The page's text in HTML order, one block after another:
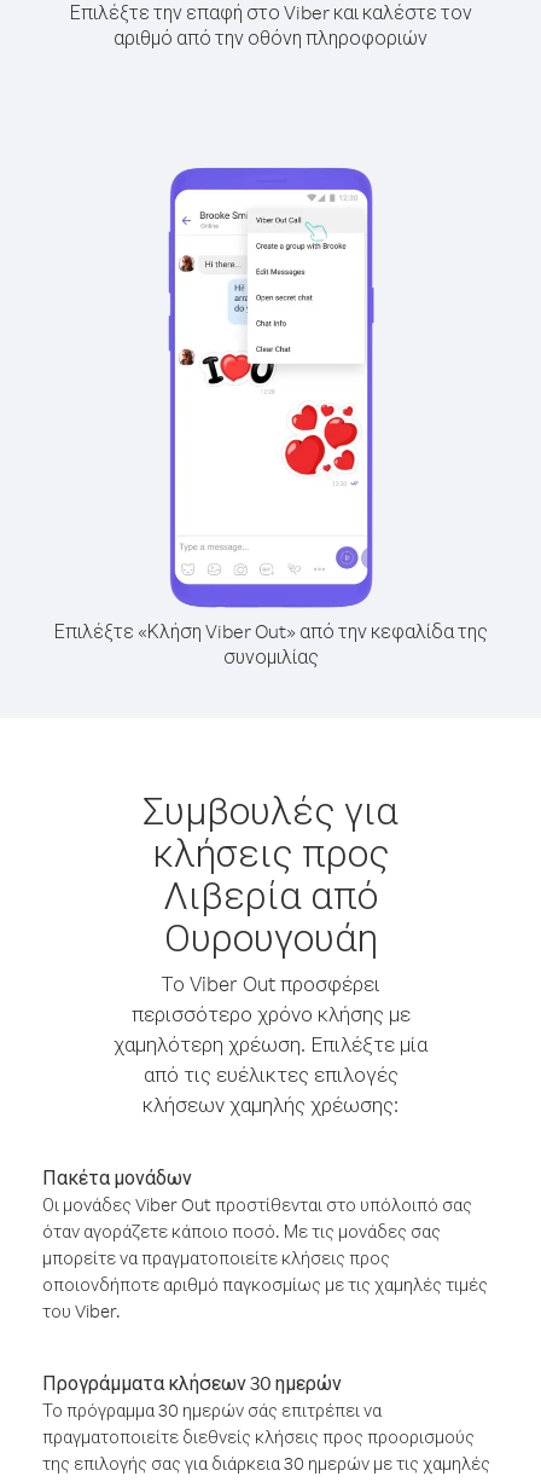
Επιλέξτε την επαφή στο Viber και καλέστε τον
αριθμό από την οθόνη πληροφοριών
Επιλέξτε «Κλήση Viber Out» από την κεφαλίδα της
συνομιλίας
Συμβουλές για
κλήσεις προς
Λιβερία από
Ουρουγουάη
Το Viber Out προσφέρει
περισσότερο χρόνο κλήσης με
χαμηλότερη χρέωση. Επιλέξτε μία
από τις ευέλικτες επιλογές
κλήσεων χαμηλής χρέωσης:
Πακέτα μονάδων
Οι μονάδες Viber Out προστίθενται στο υπόλοιπό σας
όταν αγοράζετε κάποιο ποσό. Με τις μονάδες σας
μπορείτε να πραγματοποιείτε κλήσεις προς
οποιονδήποτε αριθμό παγκοσμίως με τις χαμηλές τιμές
του Viber.
Προγράμματα κλήσεων 30 ημερών
Το πρόγραμμα 30 ημερών σάς επιτρέπει να
πραγματοποιείτε διεθνείς κλήσεις προς προορισμούς
της επιλογής σας για διάρκεια 30 ημερών με τις χαμηλές